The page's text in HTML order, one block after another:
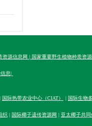
资源信息网 | 国家重要野生植物种质资
息|
| 国际热带农业中心（CIAT） | 国际生物
织 | 国际椰子遗传资源网 | 亚太椰子共同